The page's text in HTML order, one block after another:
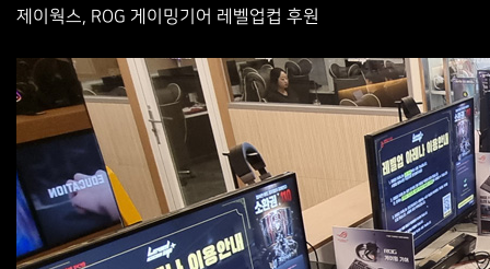
제이웍스, ROG 게이밍기어 레벨업컵 후원